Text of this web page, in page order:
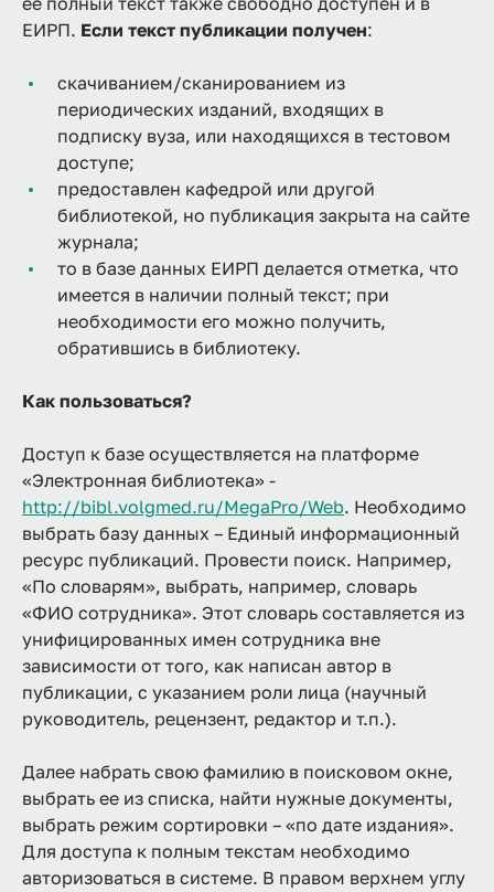
ЕИРП. Если текст публикации получен:
скачиванием/сканированием из
периодических изданий, входящих в
подписку вуза, или находящихся в тестовом
доступе;
предоставлен кафедрой или другой
библиотекой, но публикация закрыта на сайте
журнала;
то в базе данных ЕИРП делается отметка, что
имеется в наличии полный текст; при
необходимости его можно получить,
обратившись в библиотеку.
Как пользоваться?
Доступ к базе осуществляется на платформе
«Электронная библиотека» -
http://bibl.volgmed.ru/MegaPro/Web. Необходимо
выбрать базу данных – Единый информационный
ресурс публикаций. Провести поиск. Например,
«По словарям», выбрать, например, словарь
«ФИО сотрудника». Этот словарь составляется из
унифицированных имен сотрудника вне
зависимости от того, как написан автор в
публикации, с указанием роли лица (научный
руководитель, рецензент, редактор и т.п.).
Далее набрать свою фамилию в поисковом окне,
выбрать ее из списка, найти нужные документы,
выбрать режим сортировки – «по дате издания».
Для доступа к полным текстам необходимо
авторизоваться в системе. В правом верхнем углу